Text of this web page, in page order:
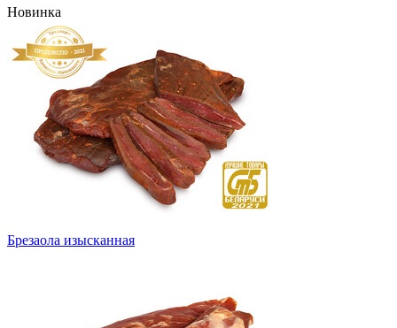
Новинка
Брезаола изысканная